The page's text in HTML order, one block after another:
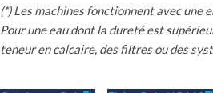
(*) Les machines fonctionnent avec une
Pour une eau dont la dureté est
teneur en calcaire, des filtres ou des